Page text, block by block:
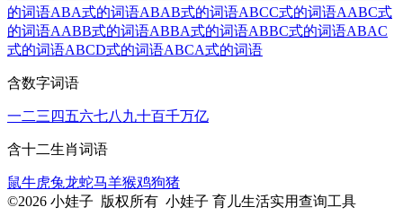
的词语ABA式的词语ABAB式的词语ABCC式的词语AABC式
的词语AABB式的词语ABBA式的词语ABBC式的词语ABAC
式的词语ABCD式的词语ABCA式的词语
含数字词语
一二三 四五六七八 九十百千万亿
含十二生肖词语
鼠牛虎兔龙蛇马羊猴鸡狗猪
©2026 小娃子 版权所有 小娃子 育儿生活实用查询工具